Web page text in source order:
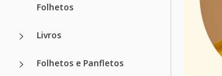
Folhetos
Livros
Folhetos e Panfletos